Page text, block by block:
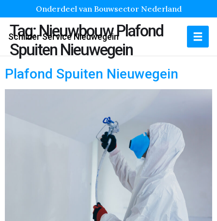
Onderdeel van Bouwsector Nederland
Schilder Service Nieuwegein
Tag:Nieuwbouw Plafond
Spuiten Nieuwegein
Plafond Spuiten Nieuwegein